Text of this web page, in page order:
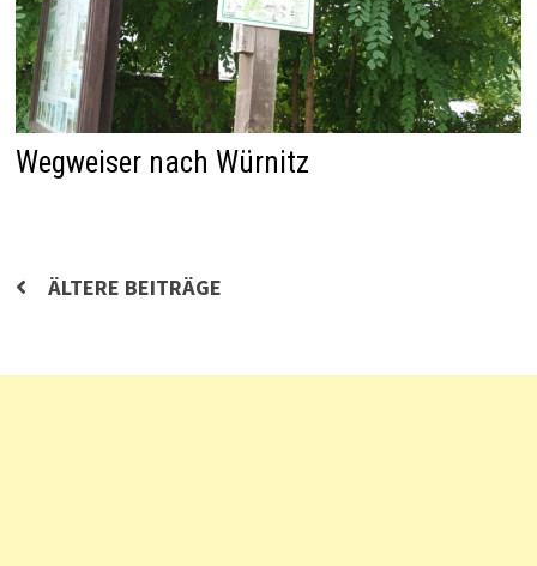
Wegweiser nach Würnitz
Beitragsnavigation
ÄLTERE BEITRÄGE